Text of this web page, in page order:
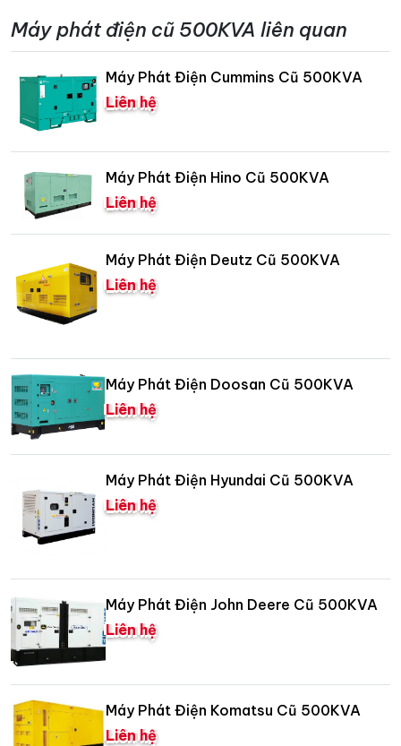
Máy phát điện cũ 500KVA liên quan
Máy Phát Điện Cummins Cũ 500KVA
Liên hệ
Máy Phát Điện Hino Cũ 500KVA
Liên hệ
Máy Phát Điện Deutz Cũ 500KVA
Liên hệ
Máy Phát Điện Doosan Cũ 500KVA
Liên hệ
Máy Phát Điện Hyundai Cũ 500KVA
Liên hệ
Máy Phát Điện John Deere Cũ 500KVA
Liên hệ
Máy Phát Điện Komatsu Cũ 500KVA
Liên hệ